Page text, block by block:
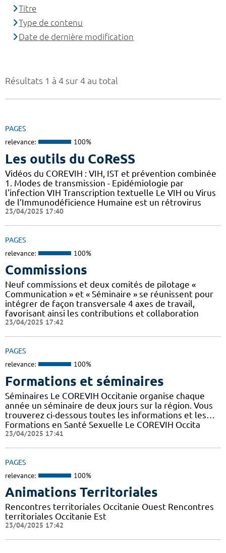
Résultats 1 à 4 sur 4 au total
PAGES
relevance: 100%
Les outils du CoReSS
Vidéos du COREVIH : VIH, IST et prévention combinée
1. Modes de transmission - Epidémiologie par
l'infection VIH Transcription textuelle Le VIH ou Virus
de l’Immunodéficience Humaine est un rétrovirus
23/04/2025 17:40
PAGES
relevance: 100%
Commissions
Neuf commissions et deux comités de pilotage «
Communication » et « Séminaire » se réunissent pour
intégrer de façon transversale 4 axes de travail,
favorisant ainsi les contributions et collaboration
23/04/2025 17:42
PAGES
relevance: 100%
Formations et séminaires
Séminaires Le COREVIH Occitanie organise chaque
année un séminaire de deux jours sur la région. Vous
trouverez ci-dessous toutes les informations et les…
Formations en Santé Sexuelle Le COREVIH Occita
23/04/2025 17:41
PAGES
relevance: 100%
Animations Territoriales
Rencontres territoriales Occitanie Ouest Rencontres
territoriales Occitanie Est
23/04/2025 17:42
Titre
Type de contenu
Date de dernière modification